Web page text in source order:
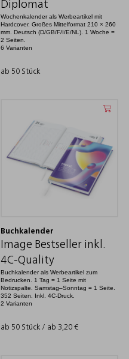
Diplomat
Wochenkalender als Werbeartikel mit
Hardcover. Großes Mittelformat 210 × 260
mm. Deutsch (D/GB/F/I/E/NL). 1 Woche =
2 Seiten.
6 Varianten
ab 50 Stück
Buchkalender
Image Bestseller inkl.
4C-Quality
Buchkalender als Werbeartikel zum
Bedrucken. 1 Tag = 1 Seite mit
Notizspalte. Samstag–Sonntag = 1 Seite.
352 Seiten. Inkl. 4C-Druck.
2 Varianten
ab 50 Stück / ab 3,20 €